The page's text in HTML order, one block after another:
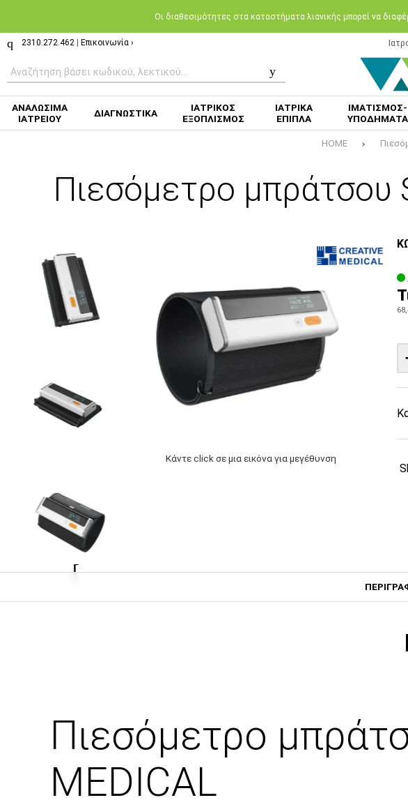
Oι διαθεσιμότητες στα καταστήματα λιανικής μπορεί να
2310.272.462 Επικοινωνία ›
ΑΝΑΛΩΣΙΜΑ
ΙΑΤΡΕΙΟΥ
ΔΙΑΓΝΩΣΤΙΚΑ
ΙΑΤΡΙΚΟΣ
ΕΞΟΠΛΙΣΜΟΣ
ΙΑΤΡΙΚΑ
ΕΠΙΠΛΑ
ΙΜΑΤΙΣΜΟΣ-
ΥΠΟΔΗΜΑΤΑ
HOME
Πιεσόμετρο μπράτσου
Κάντε click σε μια εικόνα για μεγέθυνση
Πιεσόμετρο
MEDICAL